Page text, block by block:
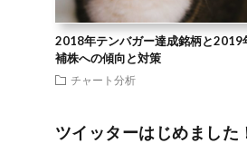
2018年テンバガー達成銘柄と2019
補株への傾向と対策
チャート分析
ツイッターはじめました